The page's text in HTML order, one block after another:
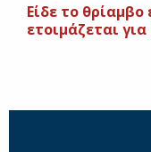
Είδε το
ετοιμάζεται